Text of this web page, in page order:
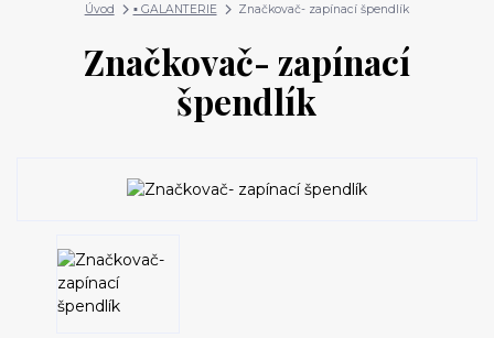
Úvod ▪️ GALANTERIE Značkovač- zapínací špendlík
Značkovač- zapínací
špendlík